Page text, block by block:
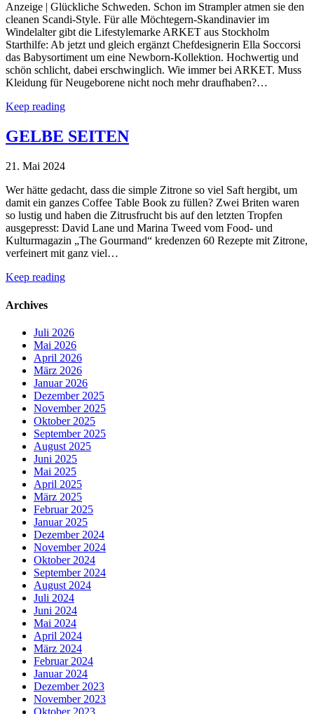
Anzeige | Glückliche Schweden. Schon im Strampler atmen sie den
cleanen Scandi-Style. Für alle Möchtegern-Skandinavier im
Windelalter gibt die Lifestylemarke ARKET aus Stockholm
Starthilfe: Ab jetzt und gleich ergänzt Chefdesignerin Ella Soccorsi
das Babysortiment um eine Newborn-Kollektion. Hochwertig und
schön schlicht, dabei erschwinglich. Wie immer bei ARKET. Muss
Kleidung für Neugeborene nicht noch mehr draufhaben?…
Keep reading
GELBE SEITEN
21. Mai 2024
Wer hätte gedacht, dass die simple Zitrone so viel Saft hergibt, um
damit ein ganzes Coffee Table Book zu füllen? Zwei Briten waren
so lustig und haben die Zitrusfrucht bis auf den letzten Tropfen
ausgepresst: David Lane und Marina Tweed vom Food- und
Kulturmagazin „The Gourmand“ kredenzen 60 Rezepte mit Zitrone,
verfeinert mit ganz viel…
Keep reading
Archives
Juli 2026
Mai 2026
April 2026
März 2026
Januar 2026
Dezember 2025
November 2025
Oktober 2025
September 2025
August 2025
Juni 2025
Mai 2025
April 2025
März 2025
Februar 2025
Januar 2025
Dezember 2024
November 2024
Oktober 2024
September 2024
August 2024
Juli 2024
Juni 2024
Mai 2024
April 2024
März 2024
Februar 2024
Januar 2024
Dezember 2023
November 2023
Oktober 2023